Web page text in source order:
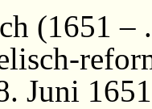
(1651 –
Juni